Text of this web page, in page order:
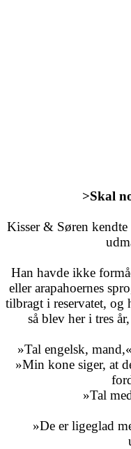
>Skal
Kisser & Søren kendte
Han havde ikke
eller arapahoernes
tilbragt i reservatet, og
så blev her i tres
»Tal engelsk,
»Min kone siger, at
»Tal
»De er ligeglad